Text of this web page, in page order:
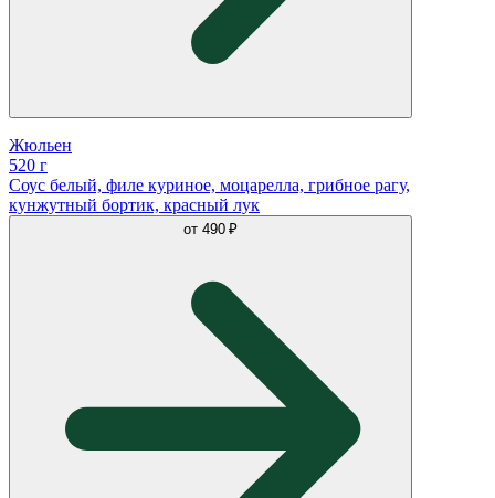
Жюльен
520 г
Соус белый, филе куриное, моцарелла, грибное рагу,
кунжутный бортик, красный лук
от 490 ₽